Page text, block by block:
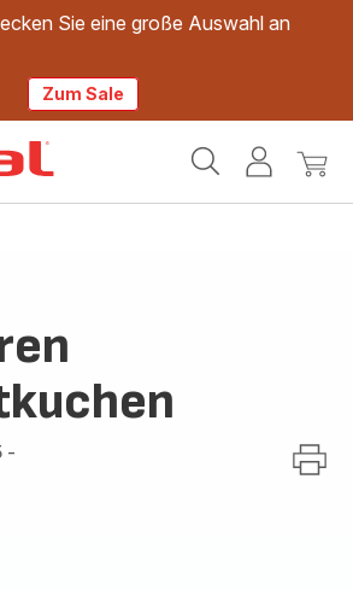
Sie eine große Auswahl an
Zum Sale
Mein
Mein
-